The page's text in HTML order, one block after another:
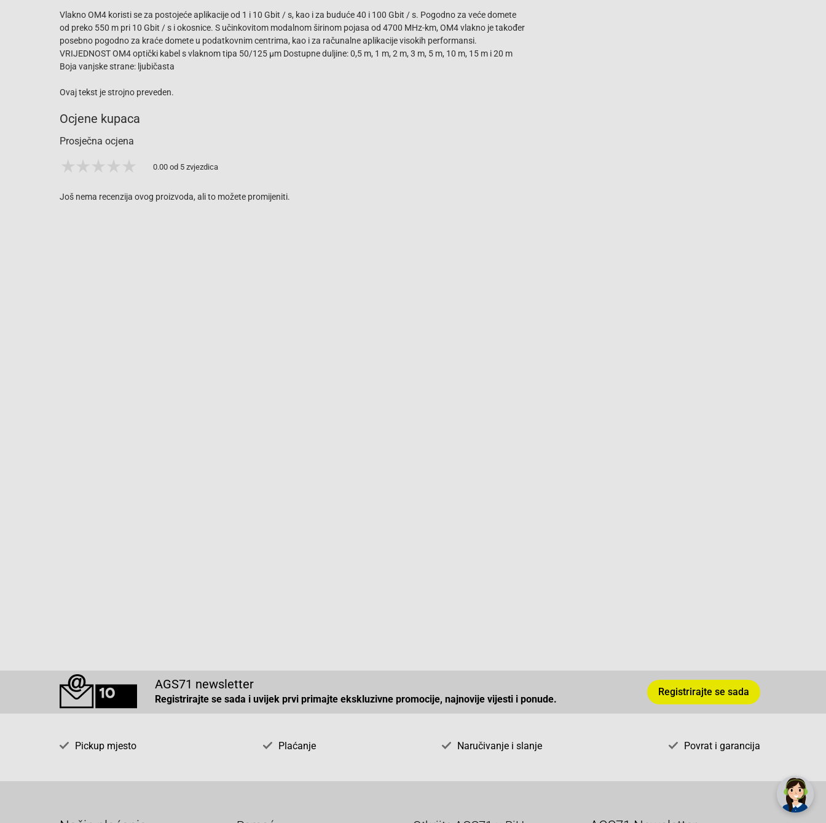
Vlakno OM4 koristi se za postojeće aplikacije od 1 i 10 Gbit / s, kao i za buduće 40 i 100 Gbit / s. Pogodno za veće domete
od preko 550 m pri 10 Gbit / s i okosnice. S učinkovitom modalnom širinom pojasa od 4700 MHz-km, OM4 vlakno je također
posebno pogodno za kraće domete u podatkovnim centrima, kao i za računalne aplikacije visokih performansi.
VRIJEDNOST OM4 optički kabel s vlaknom tipa 50/125 µm Dostupne duljine: 0,5 m, 1 m, 2 m, 3 m, 5 m, 10 m, 15 m i 20 m
Boja vanjske strane: ljubičasta
Ovaj tekst je strojno preveden.
Ocjene kupaca
Prosječna ocjena
0.00 od 5 zvjezdica
Još nema recenzija ovog proizvoda, ali to možete promijeniti.
AGS71 newsletter
Registrirajte se sada i uvijek prvi primajte ekskluzivne promocije, najnovije vijesti i ponude.
Registrirajte se sada
Pickup mjesto Plaćanje Naručivanje i slanje Povrat i garancija